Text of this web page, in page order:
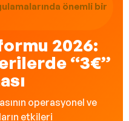
önemli bir
2026:
“3€”
operasyonel ve
etkileri